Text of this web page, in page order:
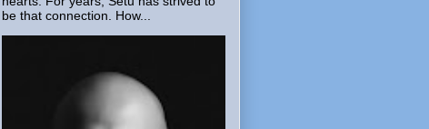
be that connection. How...